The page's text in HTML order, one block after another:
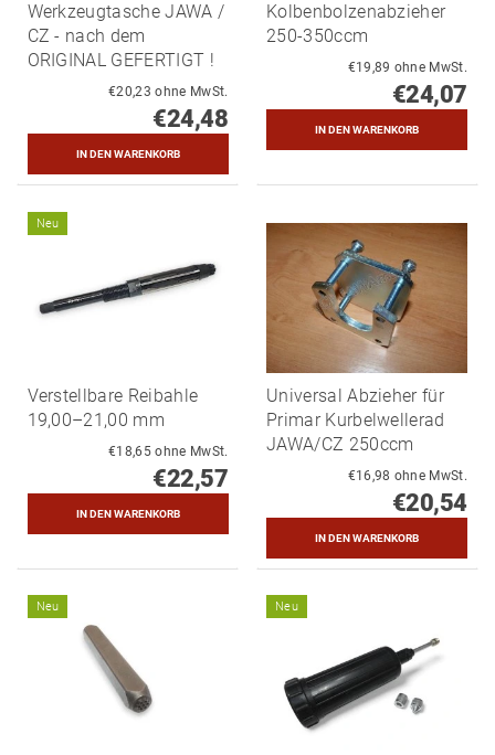
Werkzeugtasche JAWA /
CZ - nach dem
ORIGINAL GEFERTIGT !
€20,23 ohne MwSt.
€24,48
Kolbenbolzenabzieher
250-350ccm
€19,89 ohne MwSt.
€24,07
Neu
Verstellbare Reibahle
19,00–21,00 mm
€18,65 ohne MwSt.
€22,57
Universal Abzieher für
Primar Kurbelwellerad
JAWA/CZ 250ccm
€16,98 ohne MwSt.
€20,54
Neu Neu